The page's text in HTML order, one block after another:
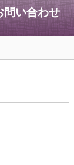
問い合わせ